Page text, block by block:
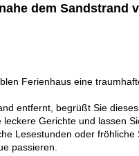
dem
Ferienhaus eine
entfernt, begrüßt Sie
Gerichte und lassen
Lesestunden oder
passieren.